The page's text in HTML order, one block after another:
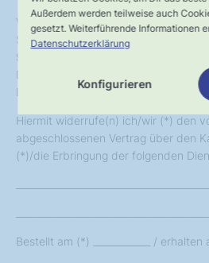
Außerdem werden teilweise auch
gesetzt. Weiterführende Informationen
Datenschutzerklärung
Konfigurieren
Volksboden GmbH
Südring 4
97828 Marktheidenfeld
Deutschland
E-Mail: info@volksboden.de
Hiermit widerrufe(n) ich/wir (*) den
abgeschlossenen Vertrag über den
(*)/die Erbringung der folgenden
Bestellt am (*) ____________ / erhalten